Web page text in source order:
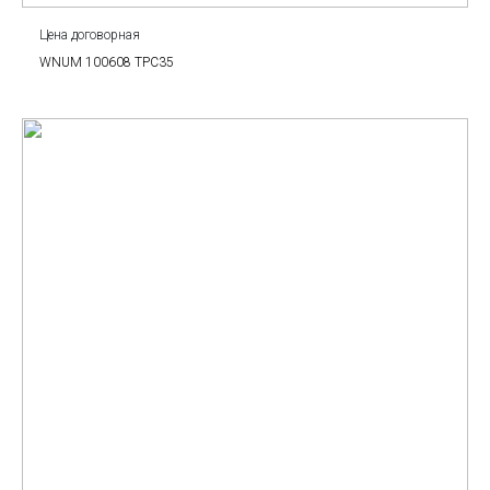
Цена договорная
WNUM 100608 TPC35